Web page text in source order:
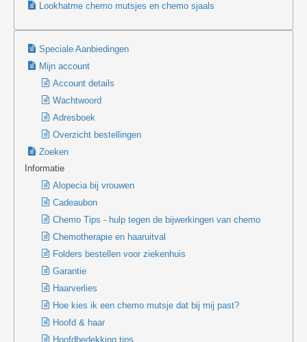
Lookhatme chemo mutsjes en chemo sjaals
Speciale Aanbiedingen
Mijn account
Account details
Wachtwoord
Adresboek
Overzicht bestellingen
Zoeken
Informatie
Alopecia bij vrouwen
Cadeaubon
Chemo Tips - hulp tegen de bijwerkingen van chemo
Chemotherapie en haaruitval
Folders bestellen voor ziekenhuis
Garantie
Haarverlies
Hoe kies ik een chemo mutsje dat bij mij past?
Hoofd & haar
Hoofdbedekking tips